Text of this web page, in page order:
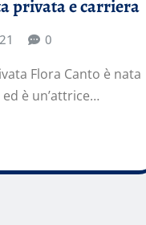
privata e carriera
0
Flora Canto è nata
è un’attrice…